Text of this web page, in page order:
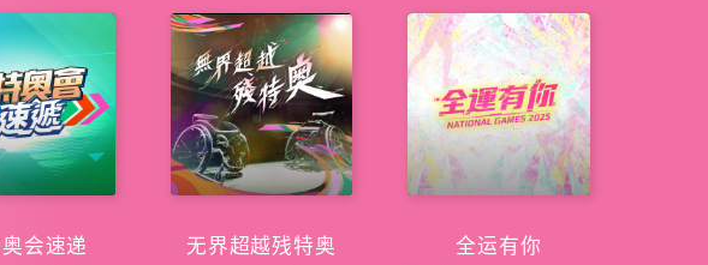
会速递 无界超越残特奥 全运有你